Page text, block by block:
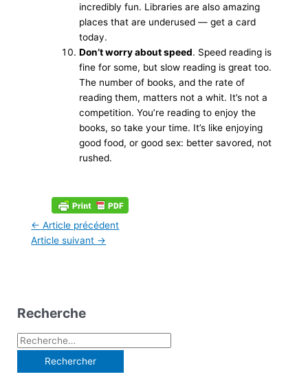
incredibly fun. Libraries are also amazing
places that are underused — get a card
today.
Don’t worry about speed. Speed reading is
fine for some, but slow reading is great too.
The number of books, and the rate of
reading them, matters not a whit. It’s not a
competition. You’re reading to enjoy the
books, so take your time. It’s like enjoying
good food, or good sex: better savored, not
rushed.
← Article précédent
Article suivant →
Recherche
R